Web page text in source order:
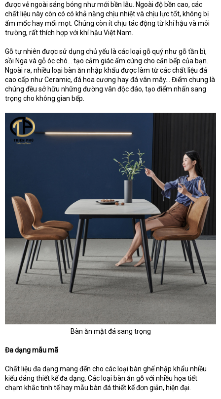
được vẻ ngoài sáng bóng như mới bền lâu. Ngoài độ bền cao, các
chất liệu này còn có có khả năng chịu nhiệt và chịu lực tốt, không bị
ẩm mốc hay mối mọt. Chúng còn ít chịu tác động từ khí hậu và môi
trường, rất thích hợp với khí hậu Việt Nam.
Gỗ tự nhiên được sử dụng chủ yếu là các loại gỗ quý như gỗ tần bì,
sồi Nga và gỗ óc chó… tạo cảm giác ấm cúng cho căn bếp của bạn.
Ngoài ra, nhiều loại bàn ăn nhập khẩu được làm từ các chất liệu đá
cao cấp như Ceramic, đá hoa cương hay đá vân mây… Điểm chung là
chúng đều sở hữu những đường vân độc đáo, tạo điểm nhấn sang
trọng cho không gian bếp.
Bàn ăn mặt đá sang trọng​
Đa dạng mẫu mã
Chất liệu đa dạng mang đến cho các loại bàn ghế nhập khẩu nhiều
kiểu dáng thiết kế đa dạng. Các loại bàn ăn gỗ với nhiều họa tiết
chạm khắc tinh tế hay mẫu bàn đá thiết kế đơn giản, hiện đại.